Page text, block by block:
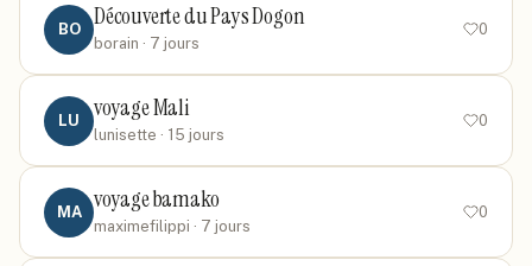
BO Découverte du Pays Dogon
borain · 7 jours
0
LU voyage Mali
lunisette · 15 jours
0
MA voyage bamako
maximefilippi · 7 jours
0